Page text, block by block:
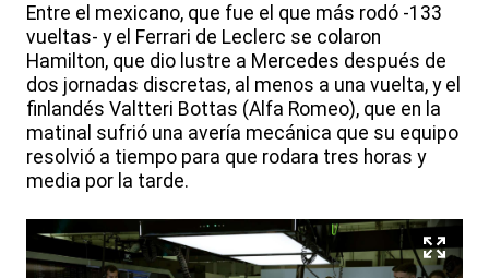
Entre el mexicano, que fue el que más rodó -133
vueltas- y el Ferrari de Leclerc se colaron
Hamilton, que dio lustre a Mercedes después de
dos jornadas discretas, al menos a una vuelta, y el
finlandés Valtteri Bottas (Alfa Romeo), que en la
matinal sufrió una avería mecánica que su equipo
resolvió a tiempo para que rodara tres horas y
media por la tarde.